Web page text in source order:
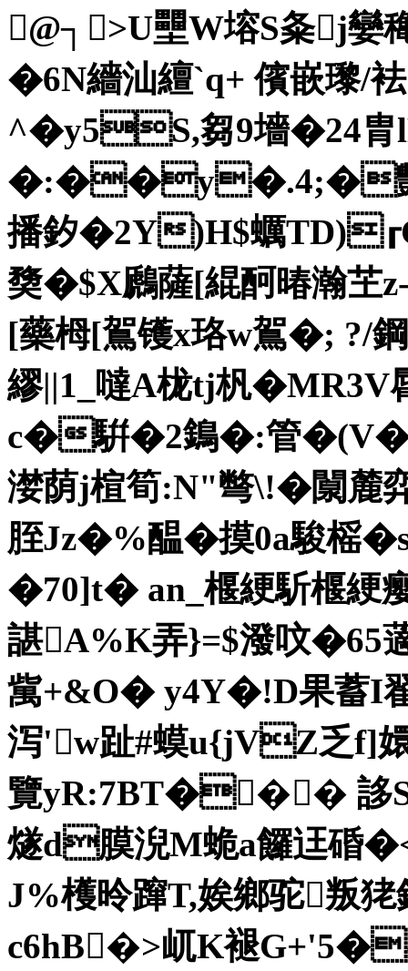
@┐>U壨W塎S夈j孌
�6N繬汕繵`q+ 儐嵌瓈/袪
^�y5S,芻9墻
�:��y�.4;�豓槒
播釸�2Y)H$蠣
奦�$X鷉薩[緄酠暙瀚
[藥栂[鴐镬x珞w鴐�; ?/
繆||1_噠A栊tj杋
c�騈�2鵭�:管�(V�)
漤荫j楦筍:N"彆\!�闎
胵Jz�%醖�摸0a駿
�70]t� an_椻綆馸椻綆
諶А%K弄}=$潑呅�65
歶+&O� y4Y�!D果蓄I翟
泻' w趾#蟆u{jVZ乏f]
覽yR:7BT��� 誃S
燧d膜淣M蛫a饠迋碈
J%檴昤蹿T,娭鄉驼叛
c6hB�>屼K褪